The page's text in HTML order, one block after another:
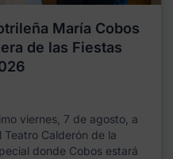
María Cobos
de las Fiestas
viernes, 7 de agosto, a
Calderón de la
donde Cobos estará